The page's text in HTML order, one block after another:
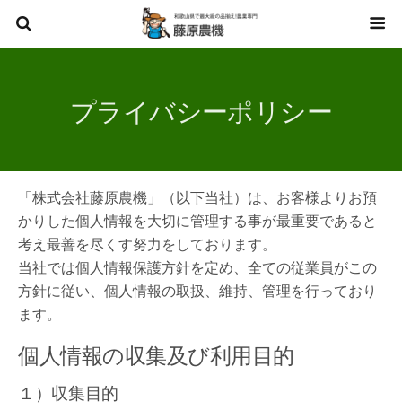
プライバシーポリシー
「株式会社藤原農機」（以下当社）は、お客様よりお預
かりした個人情報を大切に管理する事が最重要であると
考え最善を尽くす努力をしております。
当社では個人情報保護方針を定め、全ての従業員がこの
方針に従い、個人情報の取扱、維持、管理を行っており
ます。
個人情報の収集及び利用目的
１）収集目的